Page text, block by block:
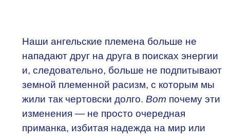
Наши ангельские племена больше не
нападают друг на друга в поисках энергии
и, следовательно, больше не подпитывают
земной племенной расизм, с которым мы
жили так чертовски долго. Вот почему эти
изменения — не просто очередная
приманка, избитая надежда на мир или